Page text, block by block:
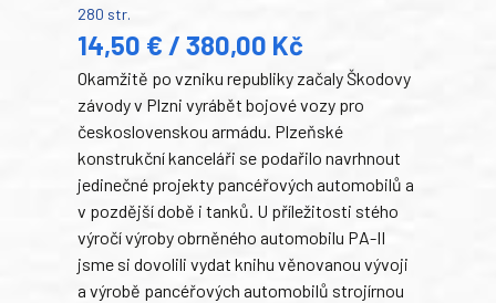
280 str.
14,50 € / 380,00 Kč
Okamžitě po vzniku republiky začaly Škodovy
závody v Plzni vyrábět bojové vozy pro
československou armádu. Plzeňské
konstrukční kanceláři se podařilo navrhnout
jedinečné projekty pancéřových automobilů a
v pozdější době i tanků. U příležitosti stého
výročí výroby obrněného automobilu PA-II
jsme si dovolili vydat knihu věnovanou vývoji
a výrobě pancéřových automobilů strojírnou